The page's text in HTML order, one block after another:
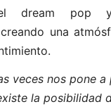
el dream
una
veces nos pone a
la posibilidad